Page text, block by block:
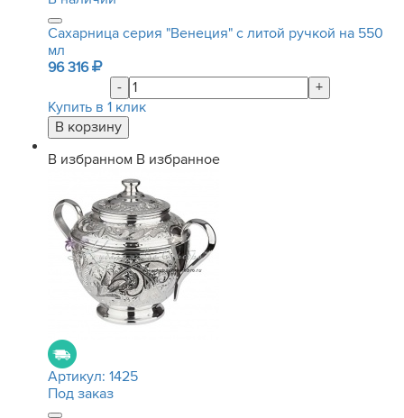
Сахарница серия "Венеция" с литой ручкой на 550
мл
96 316
-
+
Купить в 1 клик
В избранном В избранное
Артикул: 1425
Под заказ